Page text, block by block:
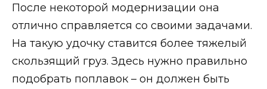
После некоторой модернизации она
отлично справляется со своими задачами.
На такую удочку ставится более тяжелый
скользящий груз. Здесь нужно правильно
подобрать поплавок – он должен быть